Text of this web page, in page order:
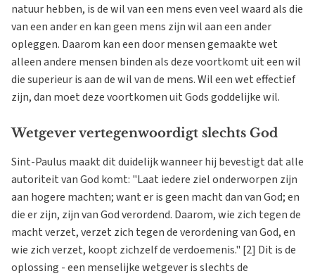
natuur hebben, is de wil van een mens even veel waard als die
van een ander en kan geen mens zijn wil aan een ander
opleggen. Daarom kan een door mensen gemaakte wet
alleen andere mensen binden als deze voortkomt uit een wil
die superieur is aan de wil van de mens. Wil een wet effectief
zijn, dan moet deze voortkomen uit Gods goddelijke wil.
Wetgever vertegenwoordigt slechts God
Sint-Paulus maakt dit duidelijk wanneer hij bevestigt dat alle
autoriteit van God komt: "Laat iedere ziel onderworpen zijn
aan hogere machten; want er is geen macht dan van God; en
die er zijn, zijn van God verordend. Daarom, wie zich tegen de
macht verzet, verzet zich tegen de verordening van God, en
wie zich verzet, koopt zichzelf de verdoemenis." [2] Dit is de
oplossing - een menselijke wetgever is slechts de